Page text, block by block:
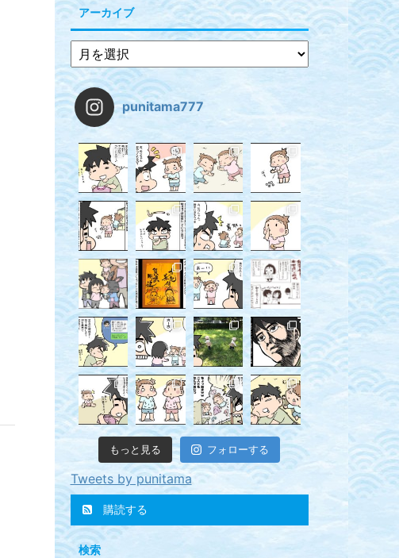
アーカイブ
punitama777
もっと見る フォローする
Tweets by punitama
購読する
検索